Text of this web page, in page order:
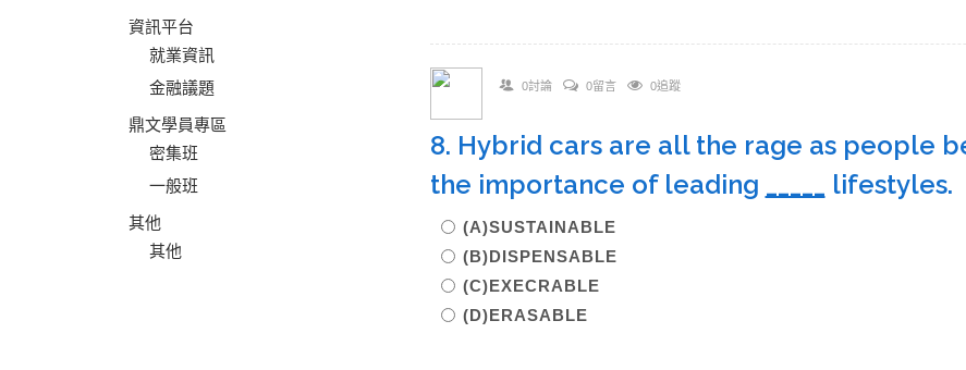
資訊平台
就業資訊
金融議題
鼎文學員專區
密集班
一般班
其他
其他
0討論 0留言 0追蹤
8. Hybrid cars are all the rage as people
the importance of leading _____ lifestyles.
(A)SUSTAINABLE
(B)DISPENSABLE
(C)EXECRABLE
(D)ERASABLE